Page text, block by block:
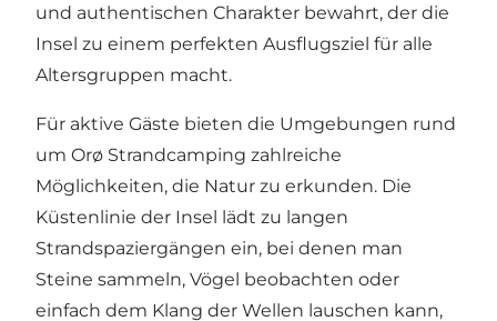
und authentischen Charakter bewahrt, der die
Insel zu einem perfekten Ausflugsziel für alle
Altersgruppen macht.
Für aktive Gäste bieten die Umgebungen rund
um Orø Strandcamping zahlreiche
Möglichkeiten, die Natur zu erkunden. Die
Küstenlinie der Insel lädt zu langen
Strandspaziergängen ein, bei denen man
Steine sammeln, Vögel beobachten oder
einfach dem Klang der Wellen lauschen kann,